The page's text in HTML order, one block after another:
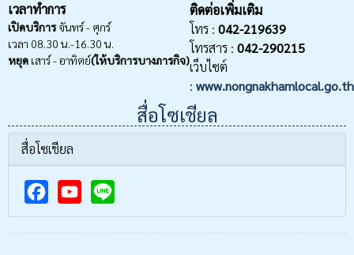
เวลาทำการ
เปิดบริการจันทร์ - ศุกร์
เวลา 08.30 น.-16.30 น.
หยุด เสาร์ - อาทิตย์(ให้บริการบางภารกิจ)
ติดต่อเพิ่มเติม
โทร : 042-219639
โทรสาร : 042-290215
เว็บไซต์
: www.nongnakhamlocal.go.th
สื่อโซเชียล
สื่อโซเชียล
F
a
Y
o